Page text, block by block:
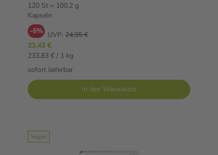
120 St = 100,2 g
Kapseln
-6% UVP: 24,95 €
23,43 €
233,83 € / 1 kg
sofort lieferbar
In den Warenkorb
Vegan